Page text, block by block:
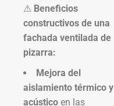
⚠ Beneficios
constructivos de una
fachada ventilada de
pizarra:
Mejora del
aislamiento térmico y
acústico en las